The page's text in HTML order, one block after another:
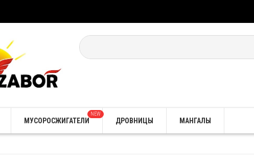
МУСОРОСЖИГАТЕЛИ
NEW
ДРОВНИЦЫ МАНГАЛЫ